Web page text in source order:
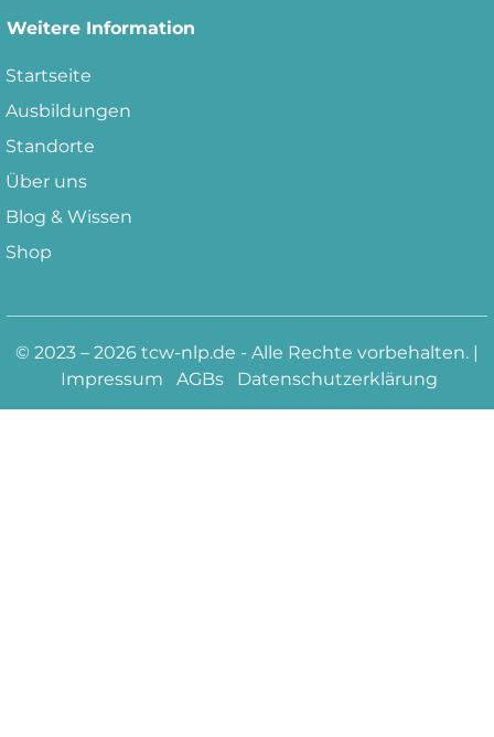
Weitere Information
Startseite
Ausbildungen
Standorte
Über uns
Blog & Wissen
Shop
© 2023 – 2026 tcw-nlp.de - Alle Rechte vorbehalten. |
Impressum
AGBs Datenschutzerklärung